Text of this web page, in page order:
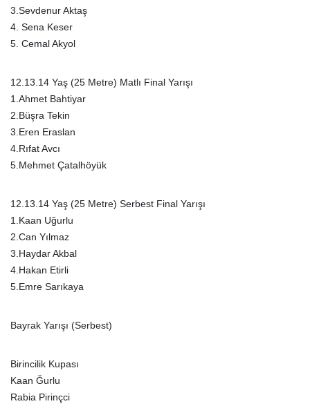
3.Sevdenur Aktaş
4. Sena Keser
5. Cemal Akyol
12.13.14 Yaş (25 Metre) Matlı Final Yarışı
1.Ahmet Bahtiyar
2.Büşra Tekin
3.Eren Eraslan
4.Rıfat Avcı
5.Mehmet Çatalhöyük
12.13.14 Yaş (25 Metre) Serbest Final Yarışı
1.Kaan Uğurlu
2.Can Yılmaz
3.Haydar Akbal
4.Hakan Etirli
5.Emre Sarıkaya
Bayrak Yarışı (Serbest)
Birincilik Kupası
Kaan Ğurlu
Rabia Pirinçci